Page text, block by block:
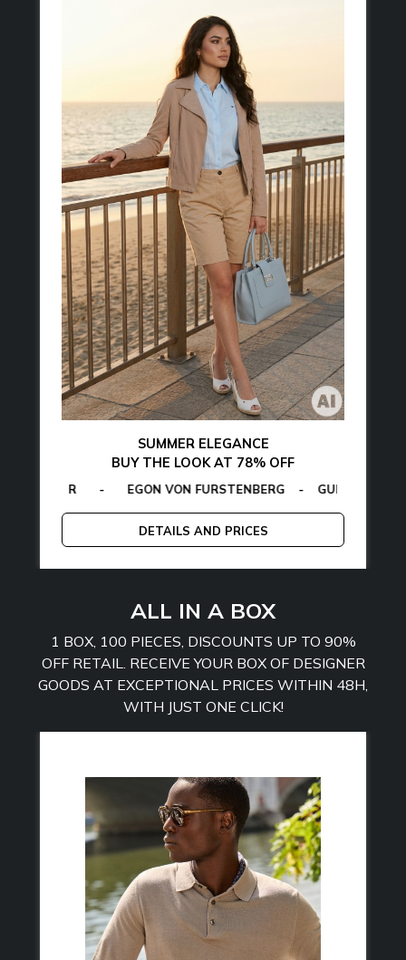
SUMMER ELEGANCE
BUY THE LOOK AT 78% OFF
- EGON VON FURSTENBERG - GUESS
DETAILS AND PRICES
CALVIN KLEIN - LA MARTINA - MCS - PLEIN SPORT
ALL IN A BOX
1 BOX, 100 PIECES, DISCOUNTS UP TO 90%
OFF RETAIL. RECEIVE YOUR BOX OF DESIGNER
GOODS AT EXCEPTIONAL PRICES WITHIN 48H,
WITH JUST ONE CLICK!